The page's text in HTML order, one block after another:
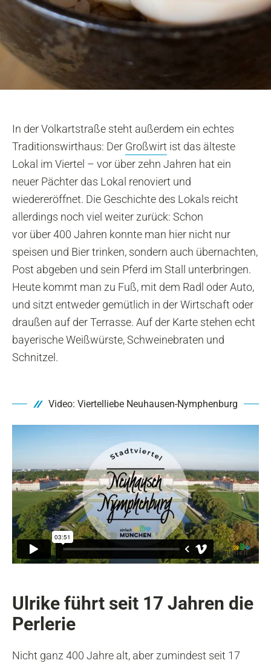
In der Volkartstraße steht außerdem ein echtes
Traditionswirthaus: Der Großwirt ist das älteste
Lokal im Viertel – vor über zehn Jahren hat ein
neuer Pächter das Lokal renoviert und
wiedereröffnet. Die Geschichte des Lokals reicht
allerdings noch viel weiter zurück: Schon
vor über 400 Jahren konnte man hier nicht nur
speisen und Bier trinken, sondern auch übernachten,
Post abgeben und sein Pferd im Stall unterbringen.
Heute kommt man zu Fuß, mit dem Radl oder Auto,
und sitzt entweder gemütlich in der Wirtschaft oder
draußen auf der Terrasse. Auf der Karte stehen echt
bayerische Weißwürste, Schweinebraten und
Schnitzel.
Video: Viertelliebe Neuhausen-Nymphenburg
Ulrike führt seit 17 Jahren die
Perlerie
Nicht ganz 400 Jahre alt, aber zumindest seit 17